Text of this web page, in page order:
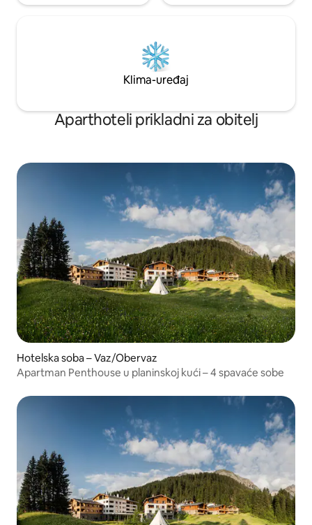
Klima-uređaj
Aparthoteli prikladni za obitelj
Hotelska soba – Vaz/Obervaz
Apartman Penthouse u planinskoj kući – 4 spavaće sobe